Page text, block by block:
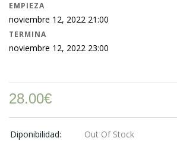
EMPIEZA
noviembre 12, 2022 21:00
TERMINA
noviembre 12, 2022 23:00
28.00€
Diponibilidad: Out Of Stock